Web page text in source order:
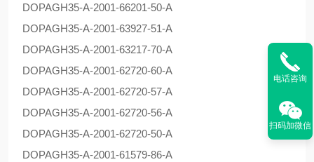
DOPAGH35-A-2001-66201-50-A
DOPAGH35-A-2001-63927-51-A
DOPAGH35-A-2001-63217-70-A
DOPAGH35-A-2001-62720-60-A
DOPAGH35-A-2001-62720-57-A
DOPAGH35-A-2001-62720-56-A
DOPAGH35-A-2001-62720-50-A
DOPAGH35-A-2001-61579-86-A
电话咨询
扫码加微信